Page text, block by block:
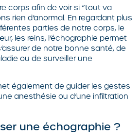
corps afin de voir si “tout va
rien d’anormal. En regardant plus
parties de notre corps, le
les reins, l’échographie permet
de notre bonne santé, de
ou de surveiller une
également de guider les gestes
anesthésie ou d’une infiltration
une échographie ?